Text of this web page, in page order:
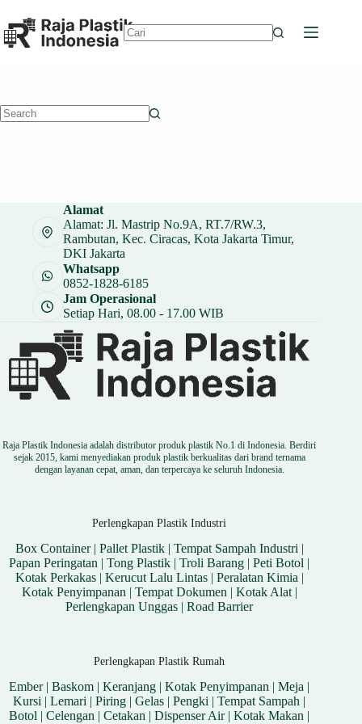
to
content
Alamat
Alamat: Jl. Mastrip No.9A, RT.7/RW.3,
Rambutan, Kec. Ciracas, Kota Jakarta Timur,
DKI Jakarta
Whatsapp
0852-1828-6185
Jam Operasional
Setiap Hari, 08.00 - 17.00 WIB
Raja Plastik Indonesia adalah distributor produk plastik No.1 di Indonesia. Berdiri
sejak 2015, kami menyediakan produk plastik berkualitas dari brand ternama
dengan layanan cepat, aman, dan terpercaya ke seluruh Indonesia.
Perlengkapan Plastik Industri
Box Container| Pallet Plastik| Tempat Sampah Industri |
Papan Peringatan |Tong Plastik |Troli Barang |Peti Botol |
Kotak Perkakas| Kerucut Lalu Lintas| Peralatan Kimia |
Kotak Penyimpanan | Tempat Dokumen | Kotak Alat|
Perlengkapan Unggas |Road Barrier
Perlengkapan Plastik Rumah
Ember|Baskom |Keranjang |Kotak Penyimpanan |Meja |
Kursi |Lemari |Piring |Gelas |Pengki |Tempat Sampah |
Botol |Celengan |Cetakan |Dispenser Air|Kotak Makan |